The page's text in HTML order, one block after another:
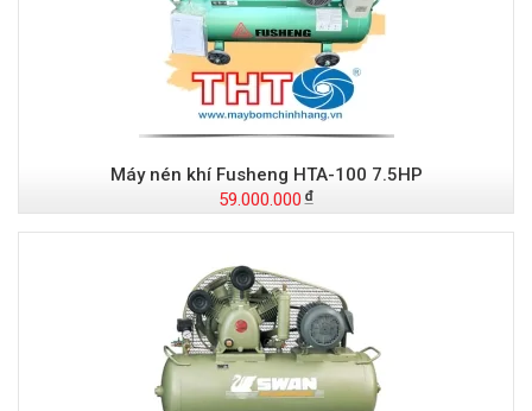
Máy nén khí Fusheng HTA-100 7.5HP
59.000.000